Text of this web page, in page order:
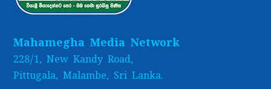
Mahamegha Media Network
228/1, New Kandy Road,
Pittugala, Malambe, Sri Lanka.